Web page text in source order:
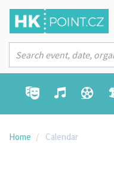
Home Calendar